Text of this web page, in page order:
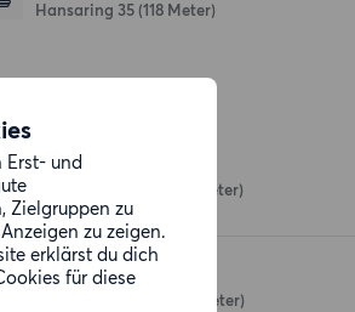
Erst- und
Zielgruppen zu
zu zeigen.
erklärst du dich
für diese
Hansaring 35 (118 Meter)
REWE
(158 Meter)
PENNY
(158 Meter)